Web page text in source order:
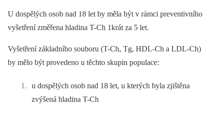
U dospělých osob nad 18 let by měla být v rámci preventivního
vyšetření změřena hladina T-Ch 1krát za 5 let.
Vyšetření základního souboru (T-Ch, Tg, HDL-Ch a LDL-Ch)
by mělo být provedeno u těchto skupin populace:
u dospělých osob nad 18 let, u kterých byla zjištěna
zvýšená hladina T-Ch